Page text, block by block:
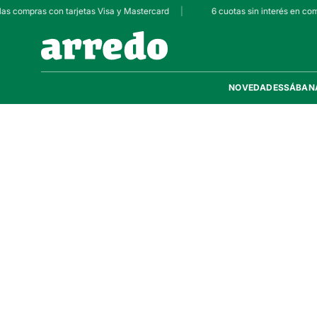
compras con tarjetas Visa y Mastercard 6 cuotas sin interés en
NOVEDADES